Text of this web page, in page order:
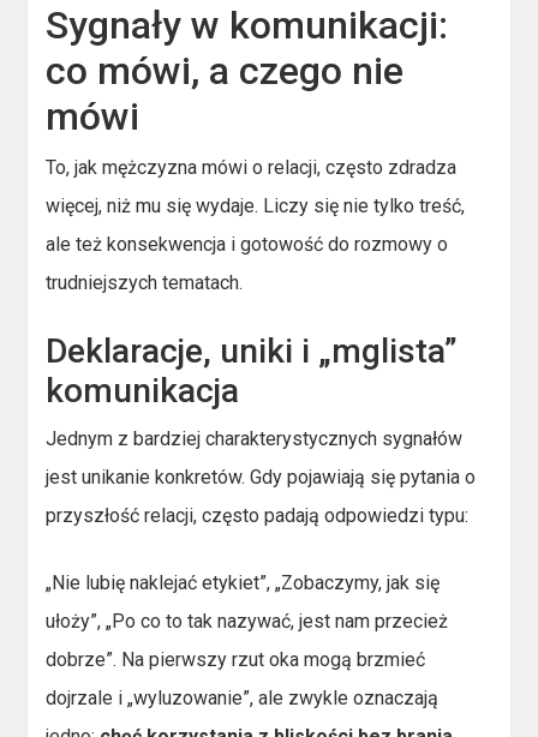
Sygnały w komunikacji:
co mówi, a czego nie
mówi
To, jak mężczyzna mówi o relacji, często zdradza
więcej, niż mu się wydaje. Liczy się nie tylko treść,
ale też konsekwencja i gotowość do rozmowy o
trudniejszych tematach.
Deklaracje, uniki i „mglista”
komunikacja
Jednym z bardziej charakterystycznych sygnałów
jest unikanie konkretów. Gdy pojawiają się pytania o
przyszłość relacji, często padają odpowiedzi typu:
„Nie lubię naklejać etykiet”, „Zobaczymy, jak się
ułoży”, „Po co to tak nazywać, jest nam przecież
dobrze”. Na pierwszy rzut oka mogą brzmieć
dojrzale i „wyluzowanie”, ale zwykle oznaczają